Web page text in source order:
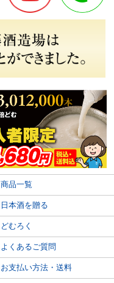
商品一覧
日本酒を贈る
どむろく
よくあるご質問
お支払い方法・送料